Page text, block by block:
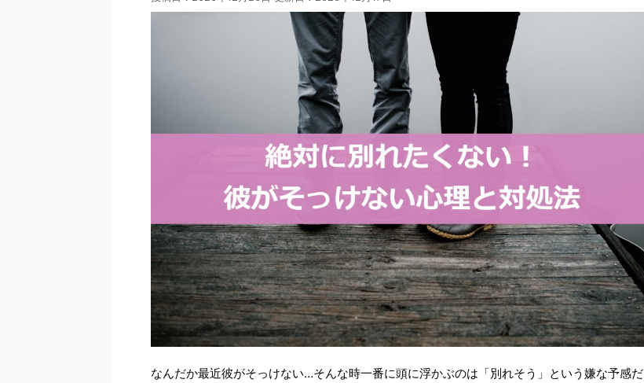
なんだか最近彼がそっけない…そんな時一番に頭に浮かぶのは「別れそう」という嫌な予感だ